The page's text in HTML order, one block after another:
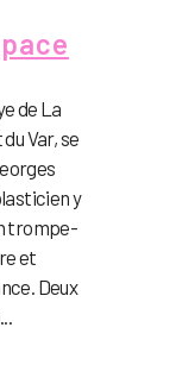
de La
Var, se
y
trompe-
et
Deux